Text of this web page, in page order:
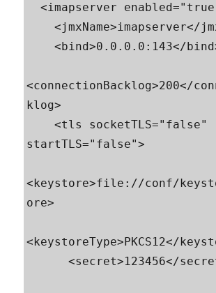
  <imapserver enabled="true">
    <jmxName>imapserver</jmxName>
    <bind>0.0.0.0:143</bind>
<connectionBacklog>200</
klog>
    <tls socketTLS="false"
startTLS="false">
<keystore>file://conf/
ore>
<keystoreType>PKCS12</
      <secret>123456</secret>